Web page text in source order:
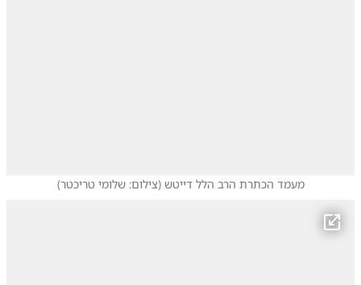
מעמד הכתרת הרב הלל דייטש (צילום: שלומי טריכטר)